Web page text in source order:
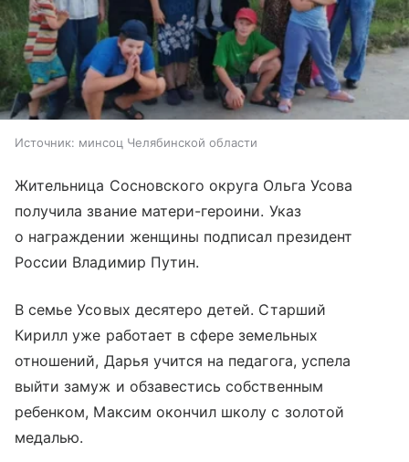
Источник: минсоц Челябинской области
Жительница Сосновского округа Ольга Усова
получила звание матери-героини. Указ
о награждении женщины подписал президент
России Владимир Путин.
В семье Усовых десятеро детей. Старший
Кирилл уже работает в сфере земельных
отношений, Дарья учится на педагога, успела
выйти замуж и обзавестись собственным
ребенком, Максим окончил школу с золотой
медалью.